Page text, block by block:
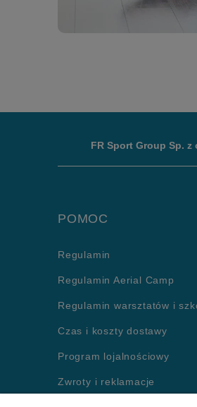
FR Sport Group Sp. z
POMOC
Regulamin
Regulamin Aerial Camp
Regulamin warsztatów i
Czas i koszty dostawy
Program lojalnościowy
Zwroty i reklamacje